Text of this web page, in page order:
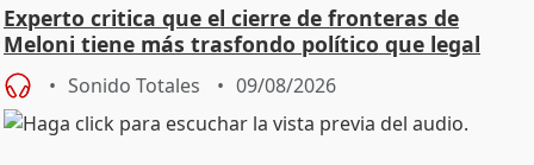
Experto critica que el cierre de fronteras de
Meloni tiene más trasfondo político que legal
Sonido Totales 09/08/2026